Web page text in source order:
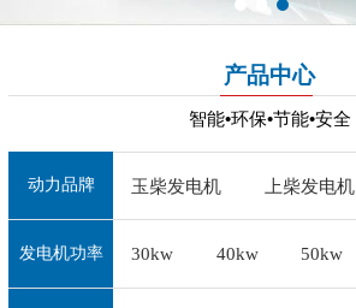
产品中心
智能•环保•节能•安全
动力品牌 玉柴发电机 上柴发电机
潍柴发电机 济柴发电机
发电机功率 30kw 40kw 50kw